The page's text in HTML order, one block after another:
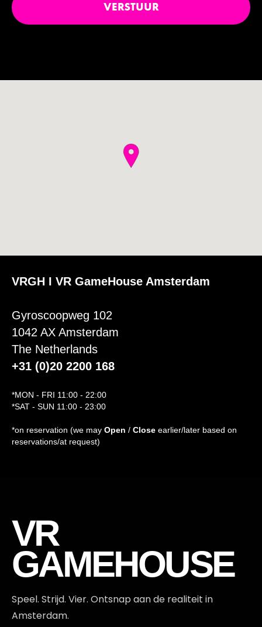
VERSTUUR
VRGH I VR GameHouse Amsterdam
Gyroscoopweg 102
1042 AX Amsterdam
The Netherlands
+31 (0)20 2200 168
*MON - FRI 11:00 - 22:00
*SAT - SUN 11:00 - 23:00
*on reservation (we may Open / Close earlier/later based on
reservations/at request)
VR
GAMEHOUSE
Speel. Strijd. Vier. Ontsnap aan de realiteit in
Amsterdam.